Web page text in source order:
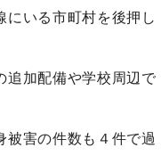
いる市町村を後押し
加配備や学校周辺で
害の件数も４件で過